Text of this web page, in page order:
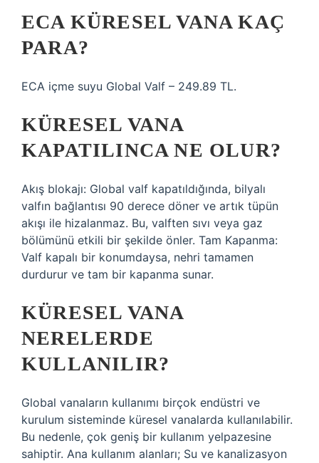
ECA KÜRESEL VANA KAÇ
PARA?
ECA içme suyu Global Valf – 249.89 TL.
KÜRESEL VANA
KAPATILINCA NE OLUR?
Akış blokajı: Global valf kapatıldığında, bilyalı
valfın bağlantısı 90 derece döner ve artık tüpün
akışı ile hizalanmaz. Bu, valften sıvı veya gaz
bölümünü etkili bir şekilde önler. Tam Kapanma:
Valf kapalı bir konumdaysa, nehri tamamen
durdurur ve tam bir kapanma sunar.
KÜRESEL VANA
NERELERDE
KULLANILIR?
Global vanaların kullanımı birçok endüstri ve
kurulum sisteminde küresel vanalarda kullanılabilir.
Bu nedenle, çok geniş bir kullanım yelpazesine
sahiptir. Ana kullanım alanları; Su ve kanalizasyon